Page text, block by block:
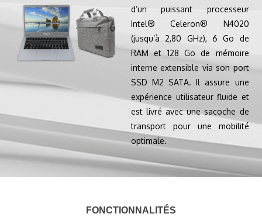
d’un puissant processeur
Intel® Celeron® N4020
(jusqu’à 2,80 GHz), 6 Go de
RAM et 128 Go de mémoire
interne extensible via son port
SSD M2 SATA. Il assure une
expérience utilisateur fluide et
est livré avec une sacoche de
transport pour une mobilité
optimale.
FONCTIONNALITÉS